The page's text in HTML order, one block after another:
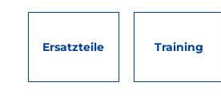
Ersatzteile Training